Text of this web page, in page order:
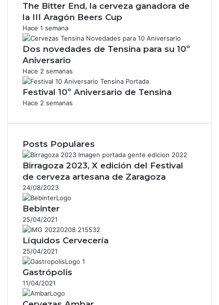
The Bitter End, la cerveza ganadora de
la III Aragón Beers Cup
Hace 1 semana
Dos novedades de Tensina para su 10º
Aniversario
Hace 2 semanas
Festival 10º Aniversario de Tensina
Hace 2 semanas
Posts Populares
Birragoza 2023, X edición del Festival
de cerveza artesana de Zaragoza
24/08/2023
Bebinter
25/04/2021
Líquidos Cervecería
25/04/2021
Gastrópolis
11/04/2021